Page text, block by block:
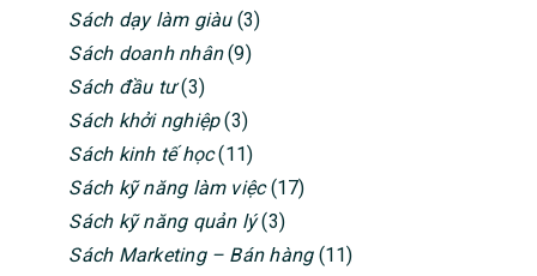
Sách dạy làm giàu(3)
Sách doanh nhân(9)
Sách đầu tư(3)
Sách khởi nghiệp(3)
Sách kinh tế học(11)
Sách kỹ năng làm việc(17)
Sách kỹ năng quản lý(3)
Sách Marketing – Bán hàng(11)